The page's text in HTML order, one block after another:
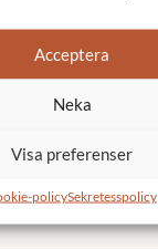
Acceptera
Neka
Visa preferenser
policySekretesspolicy
oss